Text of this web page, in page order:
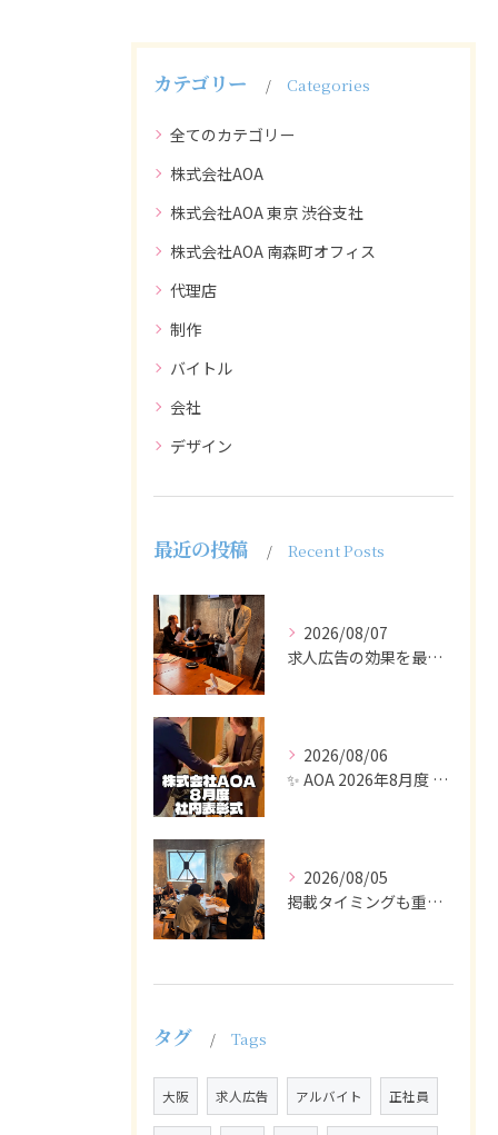
カテゴリー Categories
全てのカテゴリー
株式会社AOA
株式会社AOA 東京 渋谷支社
株式会社AOA 南森町オフィス
代理店
制作
バイトル
会社
デザイン
最近の投稿 Recent Posts
2026/08/07
求人広告の効果を最大化するために最も重要なのは、掲載タイミン...
2026/08/06
✨ AOA 2026年8月度 表彰式レポート ✨
2026/08/05
掲載タイミングも重要で、業界動向や求職者の活動時期に合わせて...
タグ Tags
大阪 求人広告 アルバイト 正社員